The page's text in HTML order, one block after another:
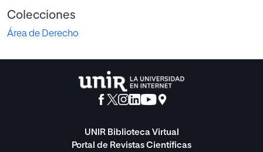
Colecciones
Área de Derecho
UNIR Biblioteca Virtual
Portal de Revistas Científicas